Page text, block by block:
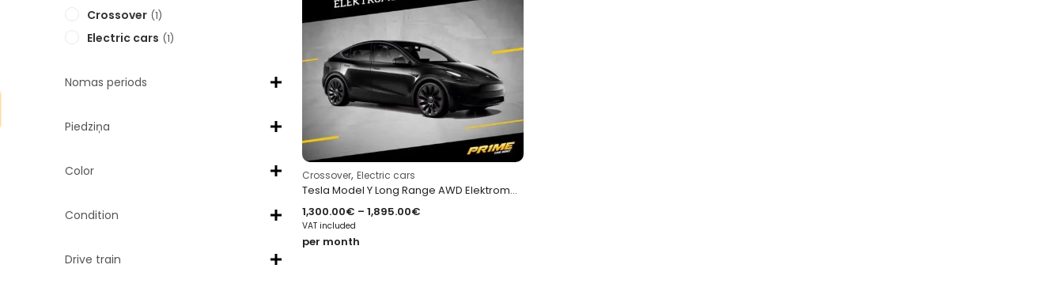
Crossover, Electric cars
Tesla Model Y Long Range AWD Elektromotors kW(AG) 378(514)
1,300.00€ – 1,895.00€
VAT included
per month
Crossover 1
Electric cars 1
Nomas periods
Piedziņa
Color
Condition
Drive train